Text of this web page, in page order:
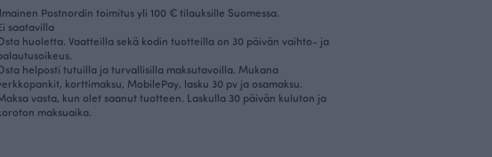
Postnordin toimitus yli 100 € tilauksille Suomessa.
saatavilla
huoletta. Vaatteilla sekä kodin tuotteilla on 30 päivän vaihto- ja
helposti tutuilla ja turvallisilla maksutavoilla. Mukana
korttimaksu, MobilePay, lasku 30 pv ja osamaksu.
vasta, kun olet saanut tuotteen. Laskulla 30 päivän kuluton ja
maksuaika.